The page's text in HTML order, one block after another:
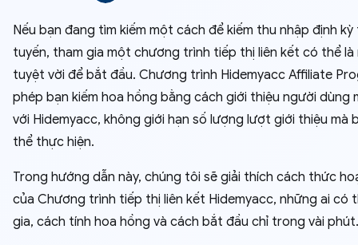
Nếu bạn đang tìm kiếm một cách để kiếm thu nhập định
tuyến, tham gia một chương trình tiếp thị liên kết có thể là
tuyệt vời để bắt đầu. Chương trình Hidemyacc Affiliate
phép bạn kiếm hoa hồng bằng cách giới thiệu người dùng
với Hidemyacc, không giới hạn số lượng lượt giới thiệu mà
thể thực hiện.
Trong hướng dẫn này, chúng tôi sẽ giải thích cách thức
của Chương trình tiếp thị liên kết Hidemyacc, những ai có
gia, cách tính hoa hồng và cách bắt đầu chỉ trong vài phút.